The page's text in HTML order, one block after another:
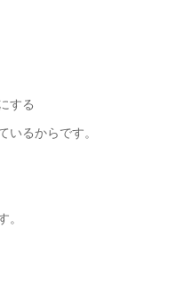
する
るからです。